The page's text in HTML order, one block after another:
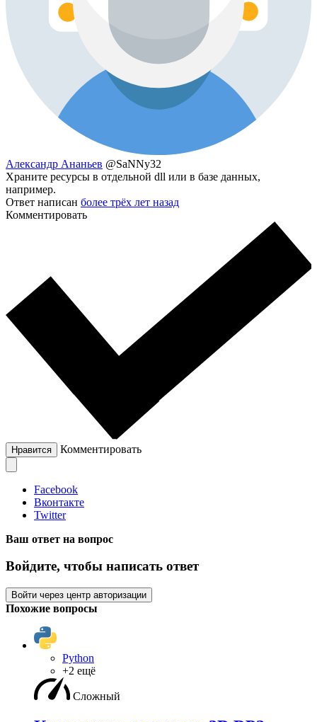
Александр Ананьев @SaNNy32
Храните ресурсы в отдельной dll или в базе данных,
например.
Ответ написан более трёх лет назад
Комментировать
Нравится Комментировать
Facebook
Вконтакте
Twitter
Ваш ответ на вопрос
Войдите, чтобы написать ответ
Войти через центр авторизации
Похожие вопросы
Python
+2 ещё
Сложный